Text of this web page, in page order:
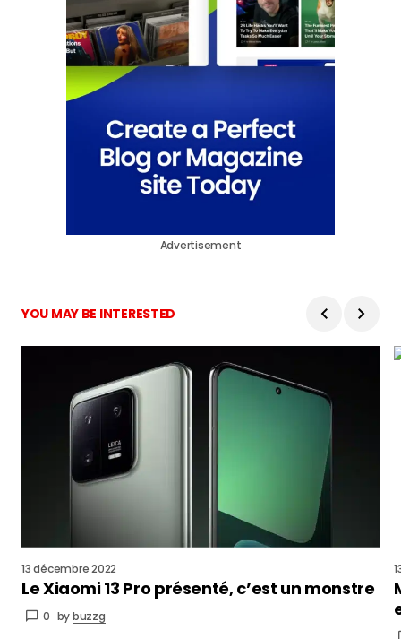
Advertisement
YOU MAY BE INTERESTED
13 décembre 2022
Le Xiaomi 13 Pro présenté, c’est un monstre
0 bybuzzg